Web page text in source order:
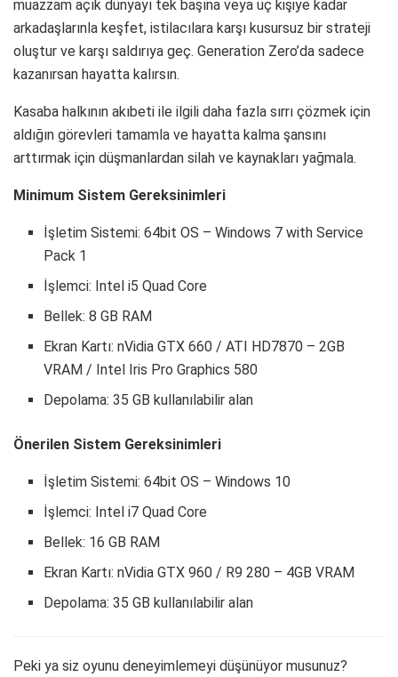
muazzam açık dünyayı tek başına veya üç kişiye kadar
arkadaşlarınla keşfet, istilacılara karşı kusursuz bir strateji
oluştur ve karşı saldırıya geç. Generation Zero’da sadece
kazanırsan hayatta kalırsın.
Kasaba halkının akıbeti ile ilgili daha fazla sırrı çözmek için
aldığın görevleri tamamla ve hayatta kalma şansını
arttırmak için düşmanlardan silah ve kaynakları yağmala.
Minimum Sistem Gereksinimleri
İşletim Sistemi: 64bit OS – Windows 7 with Service
Pack 1
İşlemci: Intel i5 Quad Core
Bellek: 8 GB RAM
Ekran Kartı: nVidia GTX 660 / ATI HD7870 – 2GB
VRAM / Intel Iris Pro Graphics 580
Depolama: 35 GB kullanılabilir alan
Önerilen Sistem Gereksinimleri
İşletim Sistemi: 64bit OS – Windows 10
İşlemci: Intel i7 Quad Core
Bellek: 16 GB RAM
Ekran Kartı: nVidia GTX 960 / R9 280 – 4GB VRAM
Depolama: 35 GB kullanılabilir alan
Peki ya siz oyunu deneyimlemeyi düşünüyor musunuz?